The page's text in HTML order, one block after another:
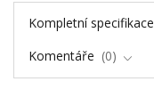
Kompletní specifikace
Komentáře
0